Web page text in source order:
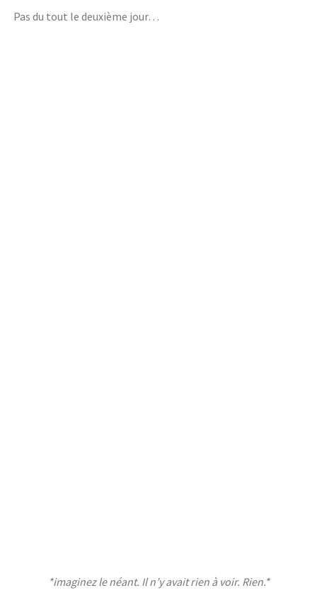
Pas du tout le deuxième jour…
*imaginez le néant. Il n’y avait rien à voir. Rien.*